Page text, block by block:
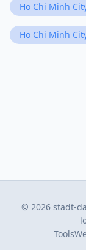
Ho Chi Minh
Ho Chi Minh
© 2026 stadt-
Tools